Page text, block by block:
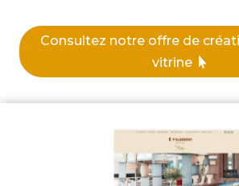
Consultez notre offre de
vitrine